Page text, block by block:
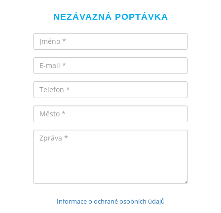
NEZÁVAZNÁ POPTÁVKA
Informace o ochraně osobních údajů